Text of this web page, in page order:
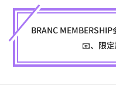
BRANC
📧、限